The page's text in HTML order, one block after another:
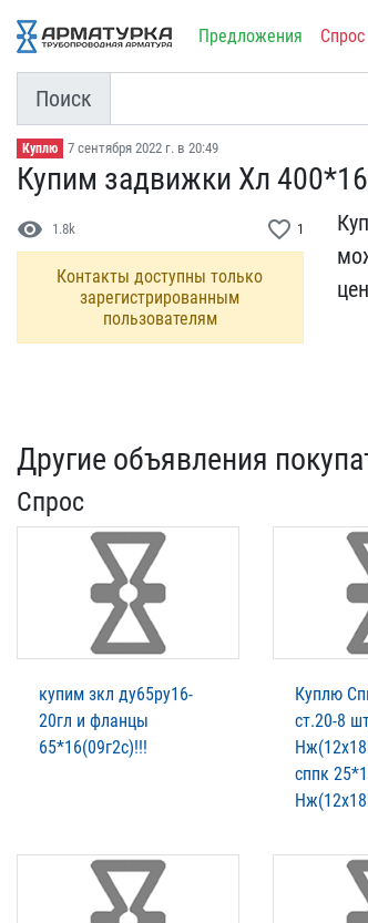
Предложения Спрос
Поиск
Куплю 7 сентября 2022 г. в 20:49
Купим задвижки Хл
visibility 1.8k favorite_border 1
Контакты доступны только
зарегистрированным
пользователям
Другие объявления
Спрос
купим зкл ду65ру16-
20гл и фланцы
65*16(09г2с)!!!
Куплю
ст.20-8
сппк